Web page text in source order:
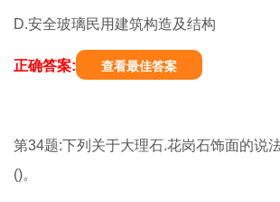
D.安全玻璃民用建筑构造及结构
正确答案: 查看最佳答案
第34题:下列关于大理石.花岗石饰面的说
()。